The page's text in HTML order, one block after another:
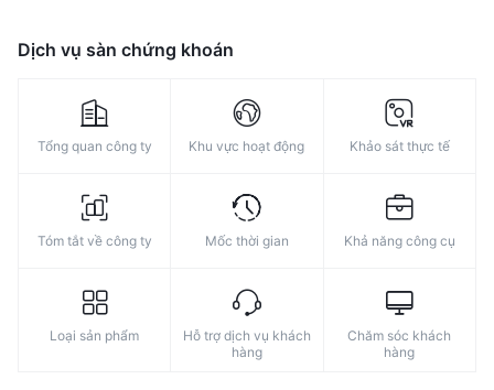
Dịch vụ sàn chứng khoán
Tổng quan công ty Khu vực hoạt động Khảo sát thực tế
Tóm tắt về công ty Mốc thời gian Khả năng công cụ
Loại sản phẩm
Hỗ trợ dịch vụ khách
hàng
Chăm sóc khách
hàng